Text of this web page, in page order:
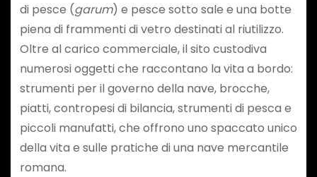
di pesce (garum) e pesce sotto sale e una botte
piena di frammenti di vetro destinati al riutilizzo.
Oltre al carico commerciale, il sito custodiva
numerosi oggetti che raccontano la vita a bordo:
strumenti per il governo della nave, brocche,
piatti, contropesi di bilancia, strumenti di pesca e
piccoli manufatti, che offrono uno spaccato unico
della vita e sulle pratiche di una nave mercantile
romana.